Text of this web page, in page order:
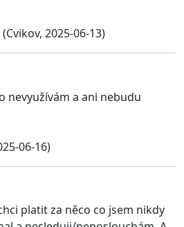
(Cvikov, 2025-06-13)
nevyužívám a ani nebudu
06-16)
platit za něco co jsem nikdy